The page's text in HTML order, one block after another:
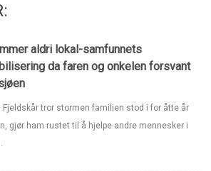
aldri lokal-samfunnets
da faren og onkelen forsvant
Fjeldskår tror stormen familien stod i for åtte år
gjør ham rustet til å hjelpe andre mennesker i